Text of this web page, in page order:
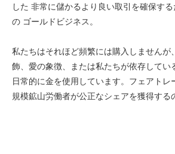
した 非常に儲かるより良い取引を確保す
の ゴールドビジネス。
私たちはそれほど頻繁には購入しませんが
飾、愛の象徴、または私たちが依存してい
日常的に金を使用しています。フェアトレ
規模鉱山労働者が公正なシェアを獲得する